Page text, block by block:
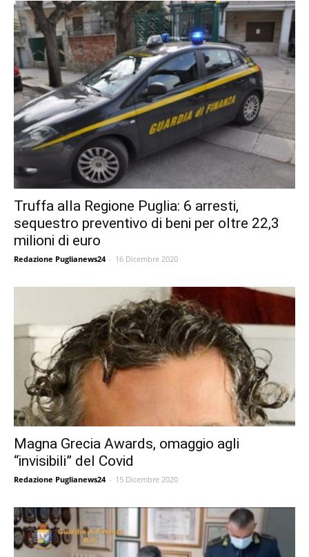
Truffa alla Regione Puglia: 6 arresti,
sequestro preventivo di beni per oltre 22,3
milioni di euro
Redazione Puglianews24 - 16 Dicembre 2020
Magna Grecia Awards, omaggio agli
“invisibili” del Covid
Redazione Puglianews24 - 15 Dicembre 2020